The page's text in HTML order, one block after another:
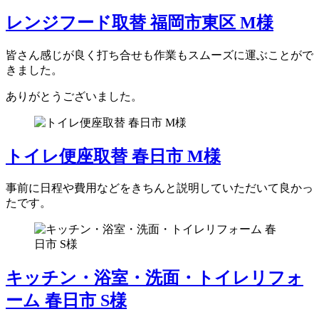
レンジフード取替 福岡市東区 M様
皆さん感じが良く打ち合せも作業もスムーズに運ぶことがで
きました。
ありがとうございました。
トイレ便座取替 春日市 M様
事前に日程や費用などをきちんと説明していただいて良かっ
たです。
キッチン・浴室・洗面・トイレリフォ
ーム 春日市 S様